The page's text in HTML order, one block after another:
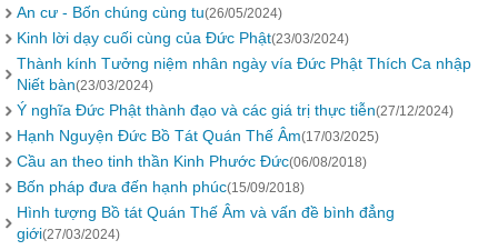
An cư - Bốn chúng cùng tu(26/05/2024)
Kinh lời dạy cuối cùng của Đức Phật(23/03/2024)
Thành kính Tưởng niệm nhân ngày vía Đức Phật Thích Ca nhập
Niết bàn(23/03/2024)
Ý nghĩa Đức Phật thành đạo và các giá trị thực tiễn(27/12/2024)
Hạnh Nguyện Đức Bồ Tát Quán Thế Âm(17/03/2025)
Cầu an theo tinh thần Kinh Phước Đức(06/08/2018)
Bốn pháp đưa đến hạnh phúc(15/09/2018)
Hình tượng Bồ tát Quán Thế Âm và vấn đề bình đẳng
giới(27/03/2024)